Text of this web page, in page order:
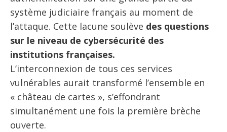
système judiciaire français au moment de
l’attaque. Cette lacune soulève des questions
sur le niveau de cybersécurité des
institutions françaises.
L’interconnexion de tous ces services
vulnérables aurait transformé l’ensemble en
« château de cartes », s’effondrant
simultanément une fois la première brèche
ouverte.